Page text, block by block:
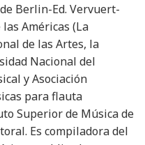
Berlin-Ed. Vervuert-
Américas (La
de las Artes, la
Nacional del
y Asociación
para flauta
Superior de Música de
Es compiladora del